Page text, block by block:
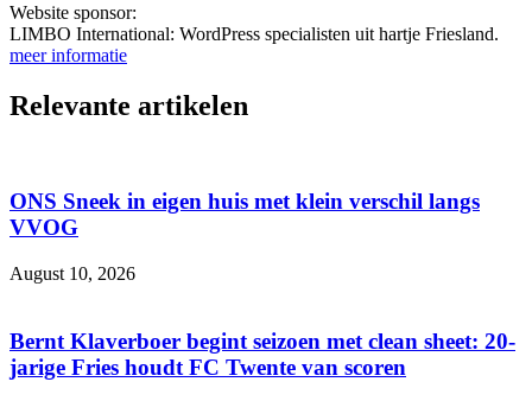
Website sponsor:
LIMBO International: WordPress specialisten uit hartje Friesland.
meer informatie
Relevante artikelen
ONS Sneek in eigen huis met klein verschil langs
VVOG
August 10, 2026
Bernt Klaverboer begint seizoen met clean sheet: 20-
jarige Fries houdt FC Twente van scoren